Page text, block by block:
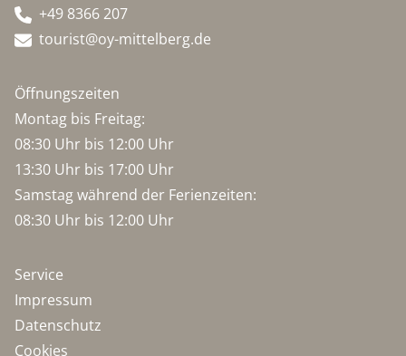
+49 8366 207
tourist@oy-mittelberg.de
Öffnungszeiten
Montag bis Freitag:
08:30 Uhr bis 12:00 Uhr
13:30 Uhr bis 17:00 Uhr
Samstag während der Ferienzeiten:
08:30 Uhr bis 12:00 Uhr
Service
Impressum
Datenschutz
Cookies